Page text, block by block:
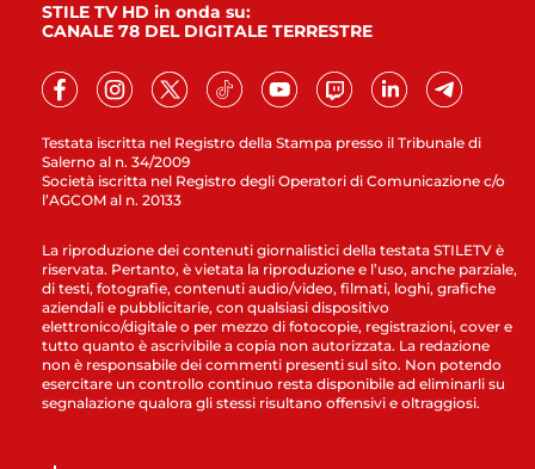
Testata iscritta nel Registro della Stampa presso il Tribunale di
Salerno al n. 34/2009
Società iscritta nel Registro degli Operatori di Comunicazione c/o
l’AGCOM al n. 20133
STILE TV HD in onda su:
CANALE 78 DEL DIGITALE TERRESTRE
La riproduzione dei contenuti giornalistici della testata STILETV è
riservata. Pertanto, è vietata la riproduzione e l’uso, anche parziale,
di testi, fotografie, contenuti audio/video, filmati, loghi, grafiche
aziendali e pubblicitarie, con qualsiasi dispositivo
elettronico/digitale o per mezzo di fotocopie, registrazioni, cover e
tutto quanto è ascrivibile a copia non autorizzata. La redazione
non è responsabile dei commenti presenti sul sito. Non potendo
esercitare un controllo continuo resta disponibile ad eliminarli su
segnalazione qualora gli stessi risultano offensivi e oltraggiosi.